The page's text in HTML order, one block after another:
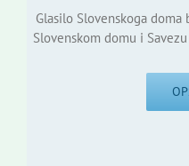
Glasilo Slovenskoga
Slovenskom domu i